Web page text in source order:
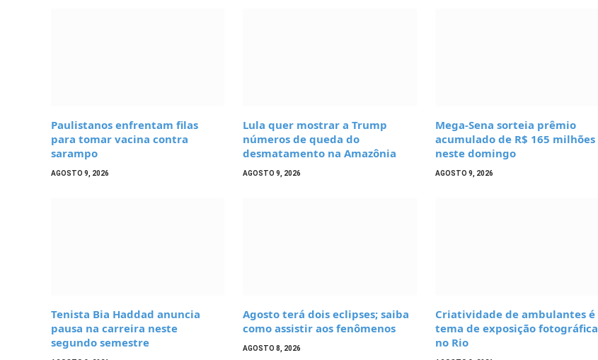
Paulistanos enfrentam filas
para tomar vacina contra
sarampo
AGOSTO 9, 2026
Lula quer mostrar a Trump
números de queda do
desmatamento na Amazônia
AGOSTO 9, 2026
Mega-Sena sorteia prêmio
acumulado de R$ 165 milhões
neste domingo
AGOSTO 9, 2026
Tenista Bia Haddad anuncia
pausa na carreira neste
segundo semestre
Agosto terá dois eclipses; saiba
como assistir aos fenômenos
AGOSTO 8, 2026
Criatividade de ambulantes é
tema de exposição fotográfica
no Rio